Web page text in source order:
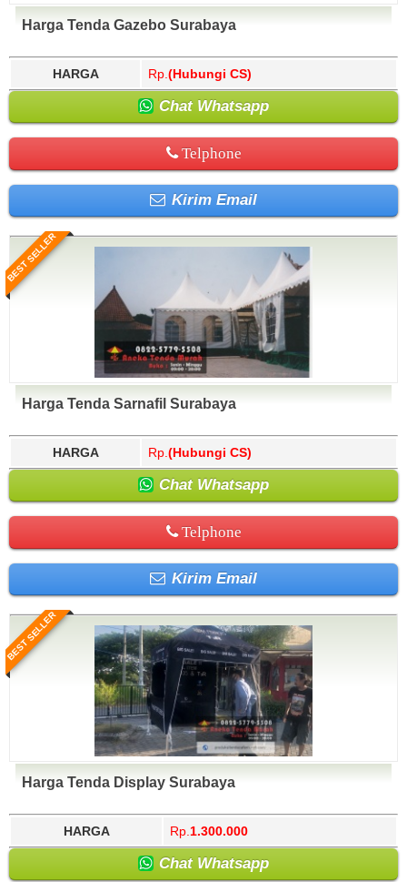
Harga Tenda Gazebo Surabaya
HARGA Rp. (Hubungi CS)
Chat Whatsapp
Telphone
Kirim Email
BEST SELLER
Harga Tenda Sarnafil Surabaya
HARGA Rp. (Hubungi CS)
Chat Whatsapp
Telphone
Kirim Email
BEST SELLER
Harga Tenda Display Surabaya
HARGA Rp. 1.300.000
Chat Whatsapp